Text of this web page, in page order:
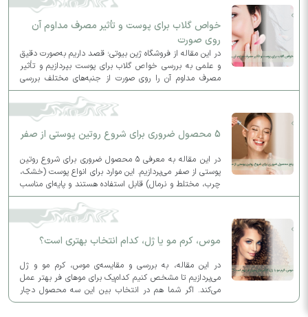
خواص گلاب برای پوست و تأثیر مصرف مداوم آن
روی صورت
در این مقاله از فروشگاه ژین بیوتی؛ قصد داریم به‌صورت دقیق
و علمی به بررسی خواص گلاب برای پوست بپردازیم و تأثیر
مصرف مداوم آن را روی صورت از جنبه‌های مختلف بررسی
کنیم.
5 محصول ضروری برای شروع روتین پوستی از صفر
در این مقاله به معرفی ۵ محصول ضروری برای شروع روتین
پوستی از صفر می‌پردازیم. این موارد برای انواع پوست (خشک،
چرب، مختلط و نرمال) قابل استفاده هستند و پایه‌ای مناسب
برای روتین روزانه و شبانه شما فراهم می‌کنند.
موس، کرم مو یا ژل، کدام انتخاب بهتری است؟
در این مقاله، به بررسی و مقایسه‌ی موس، کرم مو و ژل
می‌پردازیم تا مشخص کنیم کدام‌یک برای موهای فر بهتر عمل
می‌کند. اگر شما هم در انتخاب بین این سه محصول دچار
تردید شده‌اید، این مطلب به شما کمک خواهد کرد.